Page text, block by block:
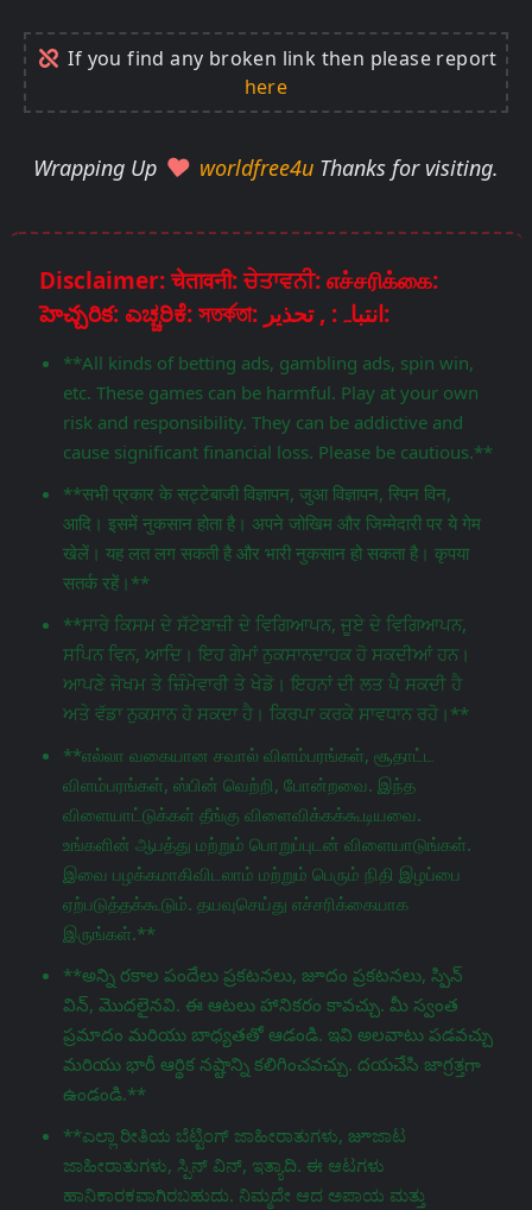
If you find any broken link then please report
here
Wrapping Up worldfree4u Thanks for visiting.
Disclaimer: चेतावनी: ਚੇਤਾਵਨੀ: எச்சரிக்கை:
హెచ్చరిక: ಎಚ್ಚರಿಕೆ: সতর্কতা: انتباہ: , تحذير:
**All kinds of betting ads, gambling ads, spin win,
etc. These games can be harmful. Play at your own
risk and responsibility. They can be addictive and
cause significant financial loss. Please be cautious.**
**सभी प्रकार के सट्टेबाजी विज्ञापन, जुआ विज्ञापन, स्पिन विन,
आदि। इसमें नुकसान होता है। अपने जोखिम और जिम्मेदारी पर ये गेम
खेलें। यह लत लग सकती है और भारी नुकसान हो सकता है। कृपया
सतर्क रहें।**
**ਸਾਰੇ ਕਿਸਮ ਦੇ ਸੱਟੇਬਾਜ਼ੀ ਦੇ ਵਿਗਿਆਪਨ, ਜੂਏ ਦੇ ਵਿਗਿਆਪਨ,
ਸਪਿਨ ਵਿਨ, ਆਦਿ। ਇਹ ਗੇਮਾਂ ਨੁਕਸਾਨਦਾਹਕ ਹੋ ਸਕਦੀਆਂ ਹਨ।
ਆਪਣੇ ਜੋਖਮ ਤੇ ਜ਼ਿੰਮੇਵਾਰੀ ਤੇ ਖੇਡੋ। ਇਹਨਾਂ ਦੀ ਲਤ ਪੈ ਸਕਦੀ ਹੈ
ਅਤੇ ਵੱਡਾ ਨੁਕਸਾਨ ਹੋ ਸਕਦਾ ਹੈ। ਕਿਰਪਾ ਕਰਕੇ ਸਾਵਧਾਨ ਰਹੋ।**
**எல்லா வகையான சவால் விளம்பரங்கள், சூதாட்ட
விளம்பரங்கள், ஸ்பின் வெற்றி, போன்றவை. இந்த
விளையாட்டுக்கள் தீங்கு விளைவிக்கக்கூடியவை.
உங்களின் ஆபத்து மற்றும் பொறுப்புடன் விளையாடுங்கள்.
இவை பழக்கமாகிவிடலாம் மற்றும் பெரும் நிதி இழப்பை
ஏற்படுத்தக்கூடும். தயவுசெய்து எச்சரிக்கையாக
இருங்கள்.**
**అన్ని రకాల పందేలు ప్రకటనలు, జూదం ప్రకటనలు, స్పిన్
విన్, మొదలైనవి. ఈ ఆటలు హానికరం కావచ్చు. మీ స్వంత
ప్రమాదం మరియు బాధ్యతతో ఆడండి. ఇవి అలవాటు పడవచ్చు
మరియు భారీ ఆర్థిక నష్టాన్ని కలిగించవచ్చు. దయచేసి జాగ్రತ್ತగా
ఉండండి.**
**ಎಲ್ಲಾ ರೀತಿಯ ಬೆಟ್ಟಿಂಗ್ ಜಾಹೀರಾತುಗಳು, జూಜಾಟ
ಜಾಹೀರಾತುಗಳು, ಸ್ಪಿನ್ ವಿನ್, ಇತ್ಯಾದಿ. ಈ ಆಟಗಳು
ಹಾನಿಕಾರಕವಾಗಿರಬಹುದು. ನಿಮ್ಮದೇ ಆದ ಅಪಾಯ ಮತ್ತು